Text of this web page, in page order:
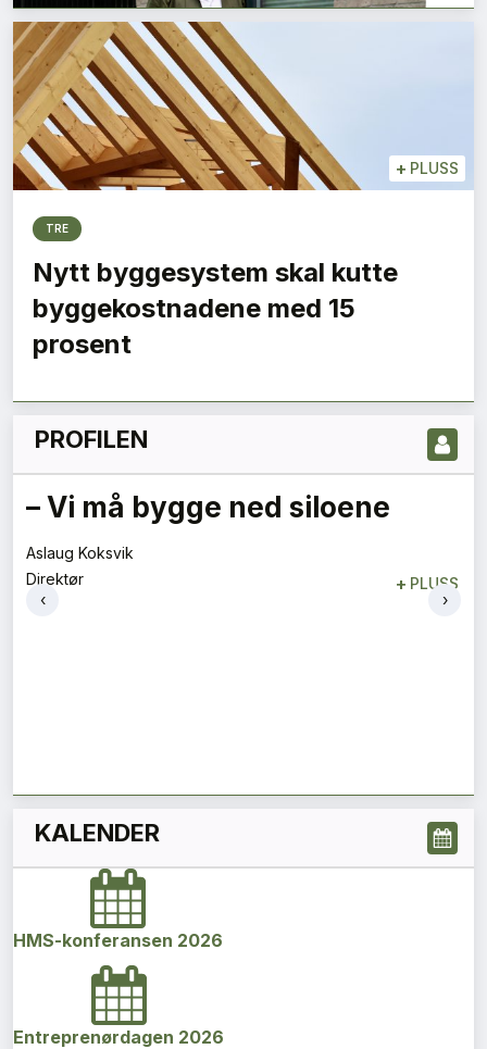
LES NYESTE UTGIVELSE HER
+ PLUSS
TRE
Nytt byggesystem skal kutte
byggekostnadene med 15
prosent
PROFILEN
+ PLUSS
– Vi må bygge ned siloene
Aslaug Koksvik
Direktør
‹
›
KALENDER
HMS-konferansen 2026
Entreprenørdagen 2026